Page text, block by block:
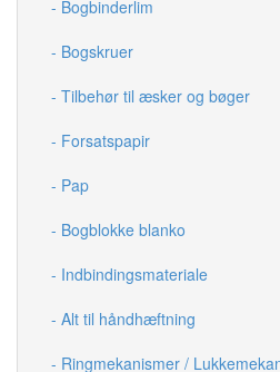
- Bogbinderlim
- Bogskruer
- Tilbehør til æsker og bøger
- Forsatspapir
- Pap
- Bogblokke blanko
- Indbindingsmateriale
- Alt til håndhæftning
- Ringmekanismer /